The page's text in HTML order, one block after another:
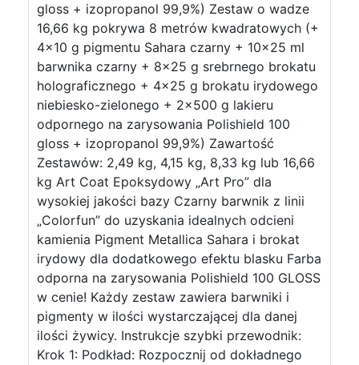
gloss + izopropanol 99,9%) Zestaw o wadze
16,66 kg pokrywa 8 metrów kwadratowych (+
4×10 g pigmentu Sahara czarny + 10×25 ml
barwnika czarny + 8×25 g srebrnego brokatu
holograficznego + 4×25 g brokatu irydowego
niebiesko-zielonego + 2×500 g lakieru
odpornego na zarysowania Polishield 100
gloss + izopropanol 99,9%) Zawartość
Zestawów: 2,49 kg, 4,15 kg, 8,33 kg lub 16,66
kg Art Coat Epoksydowy „Art Pro” dla
wysokiej jakości bazy Czarny barwnik z linii
„Colorfun” do uzyskania idealnych odcieni
kamienia Pigment Metallica Sahara i brokat
irydowy dla dodatkowego efektu blasku Farba
odporna na zarysowania Polishield 100 GLOSS
w cenie! Każdy zestaw zawiera barwniki i
pigmenty w ilości wystarczającej dla danej
ilości żywicy. Instrukcje szybki przewodnik:
Krok 1: Podkład: Rozpocznij od dokładnego